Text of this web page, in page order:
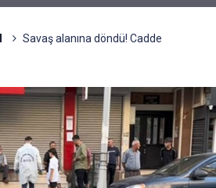
Savaş alanına döndü! Cadde